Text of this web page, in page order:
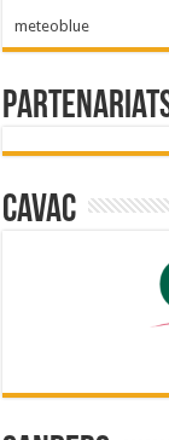
meteoblue
Cavac